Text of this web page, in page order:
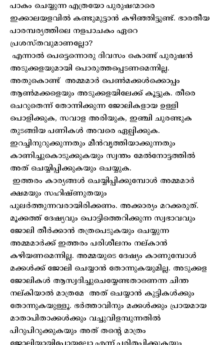
പാകം ചെയ്യുന്ന എത്രയോ പുരുഷന്മാരെ
ഇക്കാലയളവിൽ കണ്ടുമുട്ടാൻ കഴിഞ്ഞിട്ടുണ്ട്. ഭാരതീയ
പാരമ്പര്യത്തിലെ നളപാചകം ഏറെ
പ്രശസ്തവുമാണല്ലോ?
എന്നാൽ പെട്ടെന്നൊരു ദിവസം കൊണ്ട് പുരുഷൻ
അടുക്കളയുമായി പൊരുത്തപ്പെടണമെന്നില്ല.
അതുകൊണ്ട് അമ്മമാർ പെൺമക്കൾക്കൊപ്പം
ആൺമക്കളെയും അടുക്കളയിലേക്ക് കൂട്ടുക. തീരെ
ചെറുതെന്ന് തോന്നിക്കുന്ന ജോലികളായ ഉള്ളി
പൊളിക്കുക, സവാള അരിയുക, ഇഞ്ചി ചുരണ്ടുക
തുടങ്ങിയ പണികൾ അവരെ ഏല്പിക്കുക.
ഇറച്ചിനുറുക്കുന്നതും മീൻവൃത്തിയാക്കുന്നതും
കാണിച്ചുകൊടുക്കുകയും സ്വന്തം മേൽനോട്ടത്തിൽ
അത് ചെയ്യിപ്പിക്കുകയും ചെയ്യുക.
ഇത്തരം കാര്യങ്ങൾ ചെയ്യിപ്പിക്കുമ്പോൾ അമ്മമാർ
ക്ഷമയും സഹിഷ്ണുതയും
പുലർത്തുന്നവരായിരിക്കണം. അക്കാര്യം മറക്കരുത്.
മൂക്കത്ത് ദേഷ്യവും പൊട്ടിത്തെറിക്കുന്ന സ്വഭാവവും
ജോലി തീർക്കാൻ തത്രപെടുകയും ചെയ്യുന്ന
അമ്മമാർക്ക് ഇത്തരം പരിശീലനം നല്കാൻ
കഴിയണമെന്നില്ല. അമ്മയുടെ ദേഷ്യം കാണുമ്പോൾ
മക്കൾക്ക് ജോലി ചെയ്യാൻ തോന്നുകയുമില്ല. അടുക്കള
ജോലികൾ ആസ്വദിച്ചുചെയ്യേണ്ടതാണെന്ന ചിന്ത
നല്കിയാൽ മാത്രമേ അത് ചെയ്യാൻ കുട്ടികൾക്കും
തോന്നുകയുള്ളൂ. ഭർത്താവിനും മക്കൾക്കും പ്രായമായ
മാതാപിതാക്കൾക്കും വച്ചുവിളമ്പുന്നതിൽ
പിറുപിറുക്കുകയും അത് തന്റെ മാത്രം